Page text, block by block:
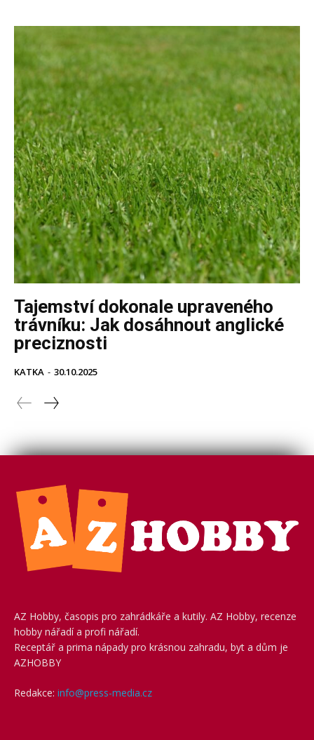
AZ Hobby, časopis pro zahrádkáře a kutily. AZ Hobby, recenze
hobby nářadí a profi nářadí.
Receptář a prima nápady pro krásnou zahradu, byt a dům je
AZHOBBY
Redakce: info@press-media.cz